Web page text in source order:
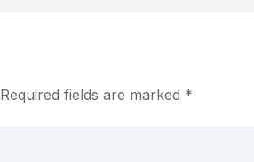
Required fields are marked *